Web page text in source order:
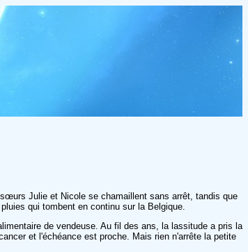
Julie et Nicole se chamaillent sans arrêt, tandis que
qui tombent en continu sur la Belgique.
de vendeuse. Au fil des ans, la lassitude a pris la
et l'échéance est proche. Mais rien n'arrête la petite